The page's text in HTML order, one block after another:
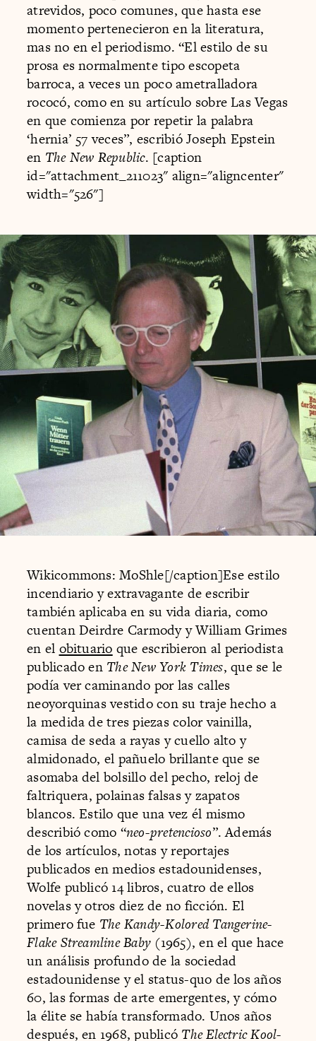
atrevidos, poco comunes, que hasta ese
momento pertenecieron en la literatura,
mas no en el periodismo. “El estilo de su
prosa es normalmente tipo escopeta
barroca, a veces un poco ametralladora
rococó, como en su artículo sobre Las Vegas
en que comienza por repetir la palabra
‘hernia’ 57 veces”, escribió Joseph Epstein
en The New Republic. [caption
id="attachment_211023" align="aligncenter"
width="526"]
Wikicommons: MoShle[/caption]Ese estilo
incendiario y extravagante de escribir
también aplicaba en su vida diaria, como
cuentan Deirdre Carmody y William Grimes
en el obituario que escribieron al periodista
publicado en The New York Times, que se le
podía ver caminando por las calles
neoyorquinas vestido con su traje hecho a
la medida de tres piezas color vainilla,
camisa de seda a rayas y cuello alto y
almidonado, el pañuelo brillante que se
asomaba del bolsillo del pecho, reloj de
faltriquera, polainas falsas y zapatos
blancos. Estilo que una vez él mismo
describió como “neo-pretencioso”. Además
de los artículos, notas y reportajes
publicados en medios estadounidenses,
Wolfe publicó 14 libros, cuatro de ellos
novelas y otros diez de no ficción. El
primero fue The Kandy-Kolored Tangerine-
Flake Streamline Baby (1965), en el que hace
un análisis profundo de la sociedad
estadounidense y el status-quo de los años
60, las formas de arte emergentes, y cómo
la élite se había transformado. Unos años
después, en 1968, publicó The Electric Kool-